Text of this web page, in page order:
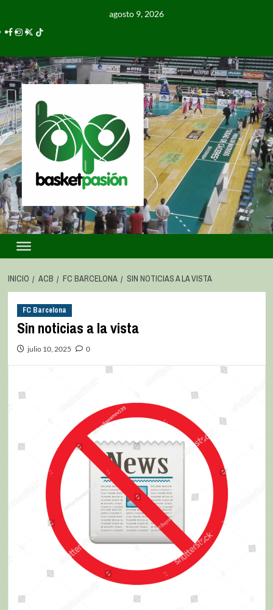
agosto 9, 2026
INICIO ACB FC BARCELONA SIN NOTICIAS A LA VISTA
FC Barcelona
Sin noticias a la vista
julio 10, 2025 0